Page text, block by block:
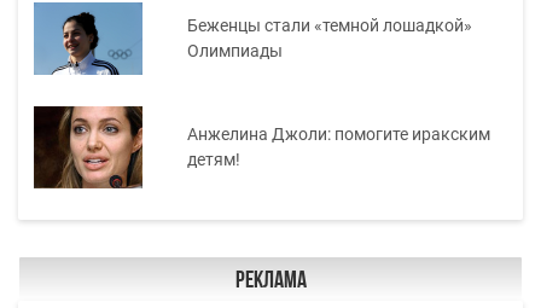
Беженцы стали «темной лошадкой»
Олимпиады
Анжелина Джоли: помогите иракским
детям!
Реклама